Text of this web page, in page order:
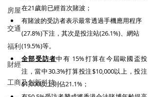
房屋
交通
福利
財經
工商及創新科技
在21歲前已經首次賭波；
有賭波的受訪者表示最常透過手機應用程序
(27.8%)下注，其次是投注站(26.1%)、網站
(19.5%)等。
全部受訪者中有 15%打算在今屆歐國盃投
注，當中30.3%打算投注$10,000以上，投注
$1,000以上則佔21.1%；